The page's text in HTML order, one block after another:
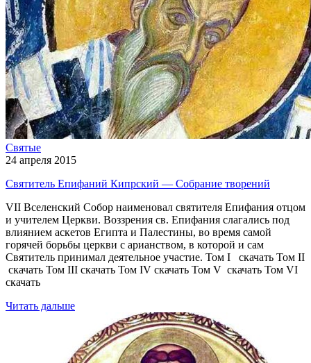
Святые
24 апреля 2015
Святитель Епифаний Кипрский — Собрание творений
VII Вселенский Собор наименовал святителя Епифания отцом
и учителем Церкви. Воззрения св. Епифания слагались под
влиянием аскетов Египта и Палестины, во время самой
горячей борьбы церкви с арианством, в которой и сам
Святитель принимал деятельное участие. Том I скачать Том II
скачать Том III скачать Том IV скачать Том V скачать Том VI
скачать
Читать дальше